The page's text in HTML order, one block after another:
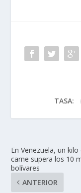
TASA:
En Venezuela, un kilo
carne supera los 10
bolívares
ANTERIOR